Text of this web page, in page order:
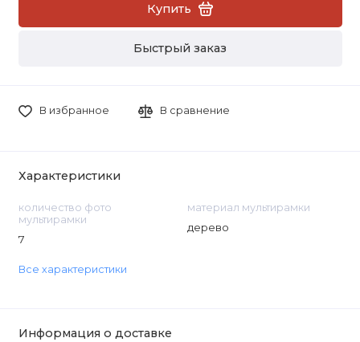
Купить
Быстрый заказ
В избранное В сравнение
Характеристики
количество фото
мультирамки
7
материал мультирамки
дерево
Все характеристики
Информация о доставке